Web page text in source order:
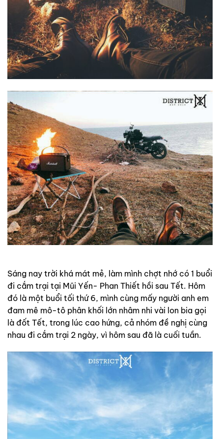
Sáng nay trời khá mát mẻ, làm mình chợt nhớ có 1 buổi
đi cắm trại tại Mũi Yến- Phan Thiết hồi sau Tết. Hôm
đó là một buổi tối thứ 6, mình cùng mấy người anh em
đam mê mô-tô phân khối lớn nhâm nhi vài lon bia gọi
là đốt Tết, trong lúc cao hứng, cả nhóm đề nghị cùng
nhau đi cắm trại 2 ngày, vì hôm sau đã là cuối tuần.